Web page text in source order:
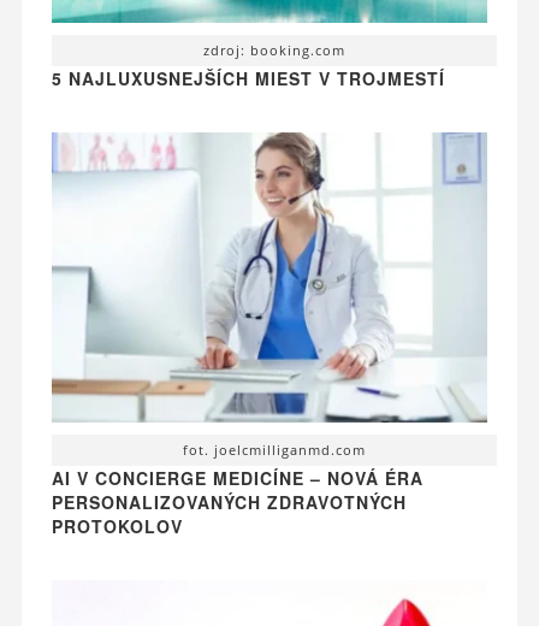
zdroj: booking.com
5 NAJLUXUSNEJŠÍCH MIEST V TROJMESTÍ
fot. joelcmilliganmd.com
AI V CONCIERGE MEDICÍNE – NOVÁ ÉRA
PERSONALIZOVANÝCH ZDRAVOTNÝCH
PROTOKOLOV